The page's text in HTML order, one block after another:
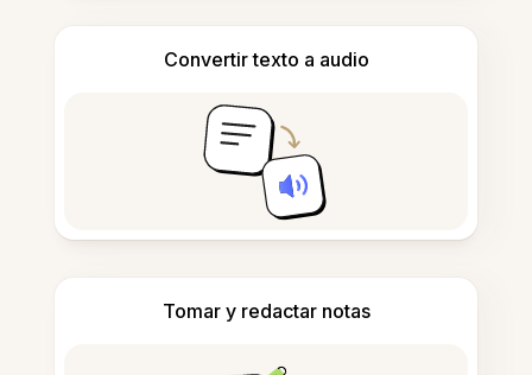
Convertir texto a audio
Tomar y redactar notas